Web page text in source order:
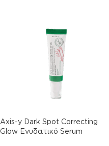
Axis-y Dark Spot Correcting
Glow Ενυδατικό Serum